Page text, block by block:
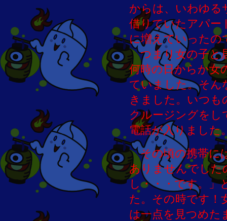
からは、いわゆる
借りていたアパー
に増えていったの
つまり女の子と
何時の日からか女
ていました。そん
きました。いつも
クルージングをし
電話が入りました
その頃の携帯に
ありませんでした
し・・・です。」
た。その時です
は一点を見つめた